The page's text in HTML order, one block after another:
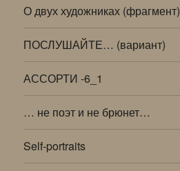
О двух художниках (фрагмент)
ПОСЛУШАЙТЕ… (вариант)
АССОРТИ -6_1
… не поэт и не брюнет…
Self-portraits